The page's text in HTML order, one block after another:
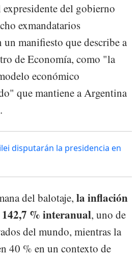
expresidente del gobierno
exmandatarios
manifiesto que describe a
de Economía, como "la
económico
que mantiene a Argentina
disputarán la presidencia en
del balotaje, la inflación
142,7 % interanual, uno de
del mundo, mientras la
40 % en un contexto de